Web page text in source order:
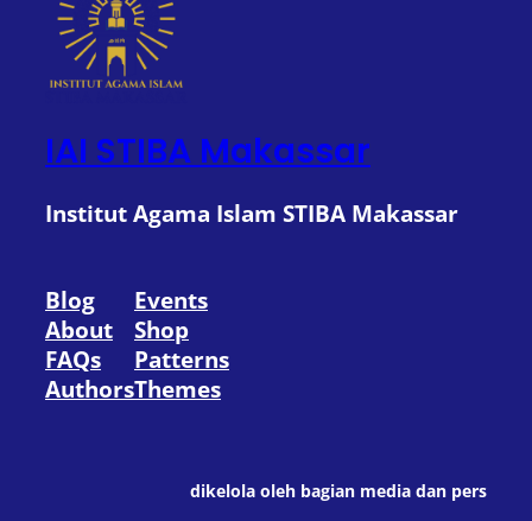
IAI STIBA Makassar
Institut Agama Islam STIBA Makassar
Blog
About
FAQs
Authors
Events
Shop
Patterns
Themes
dikelola oleh bagian media dan pers